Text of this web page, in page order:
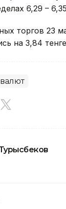
6,29 –
торгов 23
на 3,84